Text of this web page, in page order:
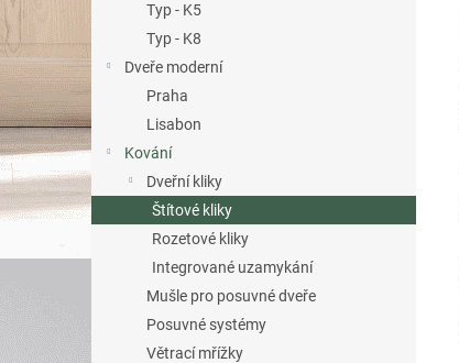
Typ - K5
Typ - K8
Dveře moderní
Praha
Lisabon
Kování
Dveřní kliky
Štítové kliky
Rozetové kliky
Integrované uzamykání
Mušle pro posuvné dveře
Posuvné systémy
Větrací mřížky